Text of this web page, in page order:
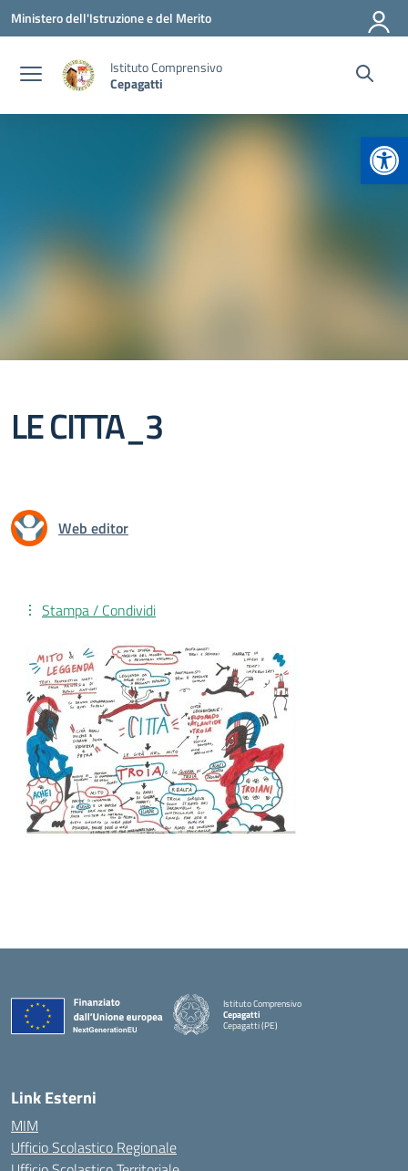
Vai ai contenuti
Vai al menu di navigazione
Vai al footer
Ministero dell'Istruzione e del Merito
Istituto Comprensivo
Cepagatti
LE CITTA_3
Web editor
Stampa / Condividi
Istituto Comprensivo
Cepagatti
Cepagatti (PE)
— Visita la pagina iniziale della scuola
Link Esterni
MIM
Ufficio Scolastico Regionale